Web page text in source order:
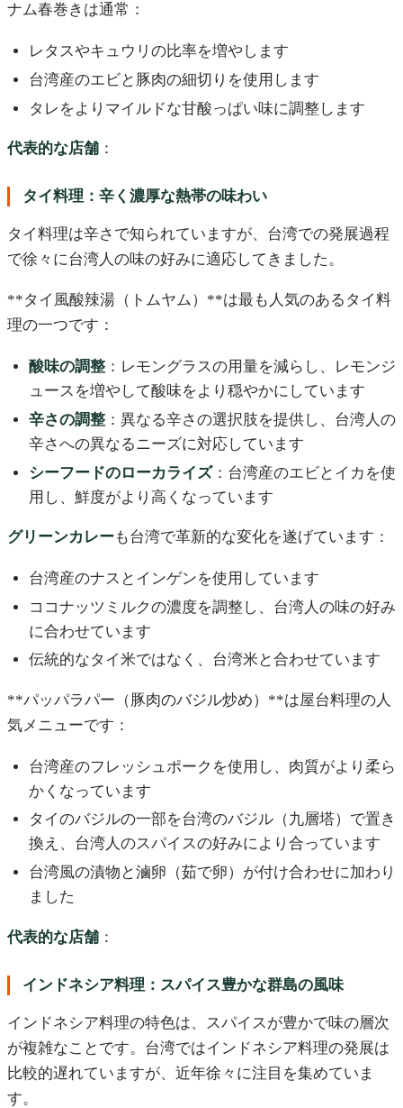
ナム春巻きは通常：
レタスやキュウリの比率を増やします
台湾産のエビと豚肉の細切りを使用します
タレをよりマイルドな甘酸っぱい味に調整します
代表的な店舗 ：
タイ料理：辛く濃厚な熱帯の味わい
タイ料理は辛さで知られていますが、台湾での発展過程
で徐々に台湾人の味の好みに適応してきました。
**タイ風酸辣湯（トムヤム）**は最も人気のあるタイ料
理の一つです：
酸味の調整 ：レモングラスの用量を減らし、レモンジ
ュースを増やして酸味をより穏やかにしています
辛さの調整 ：異なる辛さの選択肢を提供し、台湾人の
辛さへの異なるニーズに対応しています
シーフードのローカライズ：台湾産のエビとイカを使
用し、鮮度がより高くなっています
グリーンカレーも台湾で革新的な変化を遂げています：
台湾産のナスとインゲンを使用しています
ココナッツミルクの濃度を調整し、台湾人の味の好み
に合わせています
伝統的なタイ米ではなく、台湾米と合わせています
**パッパラパー（豚肉のバジル炒め）**は屋台料理の人
気メニューです：
台湾産のフレッシュポークを使用し、肉質がより柔ら
かくなっています
タイのバジルの一部を台湾のバジル（九層塔）で置き
換え、台湾人のスパイスの好みにより合っています
台湾風の漬物と滷卵（茹で卵）が付け合わせに加わり
ました
代表的な店舗 ：
インドネシア料理：スパイス豊かな群島の風味
インドネシア料理の特色は、スパイスが豊かで味の層次
が複雑なことです。台湾ではインドネシア料理の発展は
比較的遅れていますが、近年徐々に注目を集めていま
す。